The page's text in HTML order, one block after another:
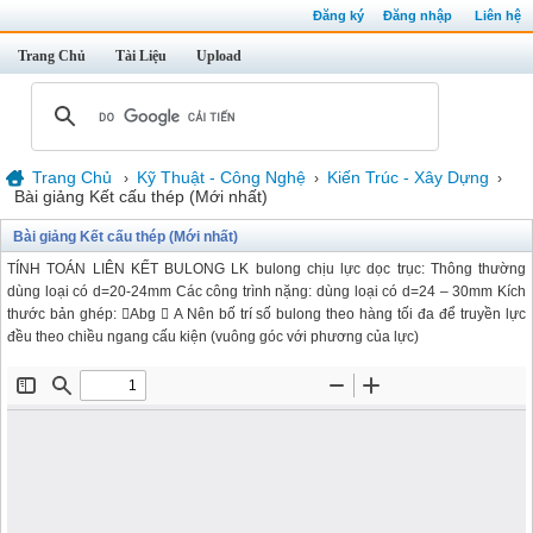
Đăng ký Đăng nhập Liên hệ
Trang Chủ Tài Liệu Upload
Trang Chủ › Kỹ Thuật - Công Nghệ › Kiến Trúc - Xây Dựng ›
Bài giảng Kết cấu thép (Mới nhất)
Bài giảng Kết cấu thép (Mới nhất)
TÍNH TOÁN LIÊN KẾT BULONG LK bulong chịu lực dọc trục: Thông thường
dùng loại có d=20-24mm Các công trình nặng: dùng loại có d=24 – 30mm Kích
thước bản ghép: Abg  A Nên bố trí số bulong theo hàng tối đa để truyền lực
đều theo chiều ngang cấu kiện (vuông góc với phương của lực)